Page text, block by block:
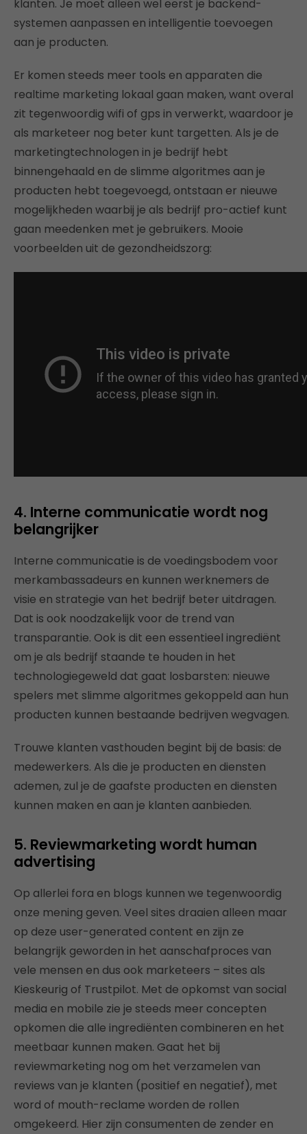
klanten. Je moet alleen wel eerst je backend-
systemen aanpassen en intelligentie toevoegen
aan je producten.
Er komen steeds meer tools en apparaten die
realtime marketing lokaal gaan maken, want overal
zit tegenwoordig wifi of gps in verwerkt, waardoor je
als marketeer nog beter kunt targetten. Als je de
marketingtechnologen in je bedrijf hebt
binnengehaald en de slimme algoritmes aan je
producten hebt toegevoegd, ontstaan er nieuwe
mogelijkheden waarbij je als bedrijf pro-actief kunt
gaan meedenken met je gebruikers. Mooie
voorbeelden uit de gezondheidszorg:
4. Interne communicatie wordt nog
belangrijker
Interne communicatie is de voedingsbodem voor
merkambassadeurs en kunnen werknemers de
visie en strategie van het bedrijf beter uitdragen.
Dat is ook noodzakelijk voor de trend van
transparantie. Ook is dit een essentieel ingrediënt
om je als bedrijf staande te houden in het
technologiegeweld dat gaat losbarsten: nieuwe
spelers met slimme algoritmes gekoppeld aan hun
producten kunnen bestaande bedrijven wegvagen.
Trouwe klanten vasthouden begint bij de basis: de
medewerkers. Als die je producten en diensten
ademen, zul je de gaafste producten en diensten
kunnen maken en aan je klanten aanbieden.
5. Reviewmarketing wordt human
advertising
Op allerlei fora en blogs kunnen we tegenwoordig
onze mening geven. Veel sites draaien alleen maar
op deze user-generated content en zijn ze
belangrijk geworden in het aanschafproces van
vele mensen en dus ook marketeers – sites als
Kieskeurig of Trustpilot. Met de opkomst van social
media en mobile zie je steeds meer concepten
opkomen die alle ingrediënten combineren en het
meetbaar kunnen maken. Gaat het bij
reviewmarketing nog om het verzamelen van
reviews van je klanten (positief en negatief), met
word of mouth-reclame worden de rollen
omgekeerd. Hier zijn consumenten de zender en